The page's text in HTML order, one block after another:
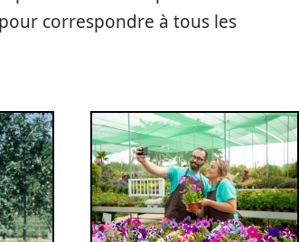
correspondre à tous les